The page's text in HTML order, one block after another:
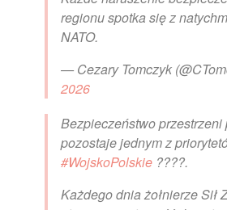
regionu spotka się z
NATO.
— Cezary Tomczyk
2026
Bezpieczeństwo przestrzeni
pozostaje jednym z
#WojskoPolskie ????.
Każdego dnia żołnierze Sił